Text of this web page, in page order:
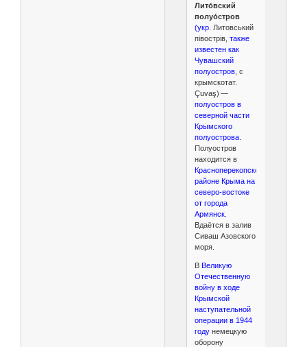
Лито́вский
полуо́стров
(укр. Литовський
півострів, также
известен как
Чувашский
полуостров, с
крымскотат.
Çuvaş) —
полуостров в
северной части
Крымского
полуострова.
Полуостров
находится в
Красноперекопском
районе Крыма на
северо-востоке
от города
Армянск.
Вдаётся в залив
Сиваш Азовского
моря.
В Великую
Отечественную
войну в ходе
Крымской
наступательной
операции в 1944
годунемецкую
оборону